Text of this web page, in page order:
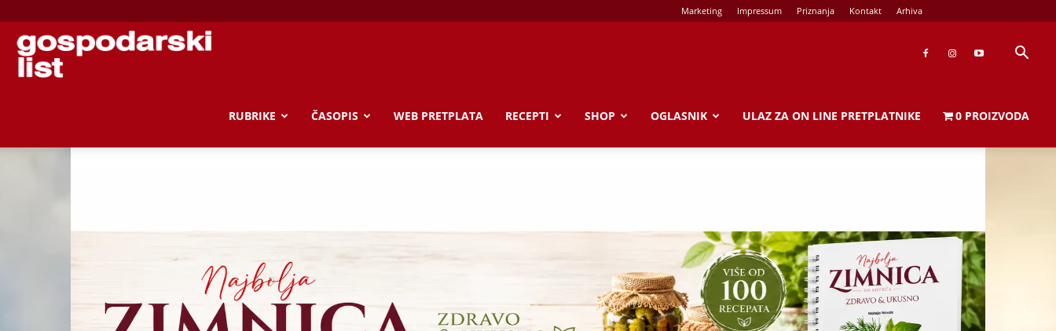
Marketing Impressum Priznanja Kontakt Arhiva
Gospodarski
RUBRIKE ČASOPIS WEB PRETPLATA RECEPTI SHOP OGLASNIK ULAZ ZA ON LINE PRETPLATNIKE 0 PROIZVODA